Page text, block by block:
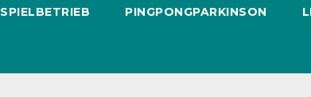
SPIELBETRIEB PINGPONGPARKINSON